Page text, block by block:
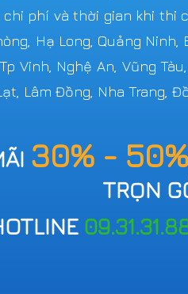
phí và thời gian khi
Hạ Long, Quảng Ninh,
Vinh, Nghệ An, Vũng
Lâm Đồng, Nha Trang,
30% - 50%
TRỌN